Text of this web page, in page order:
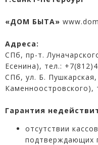
«ДОМ БЫТА»
Адреса:
СПб, пр-т.
Есенина), тел.:
СПб, ул. Б. Пушкарская,
Каменноостровского),
Гарантия
отсутствии
подтверждающих